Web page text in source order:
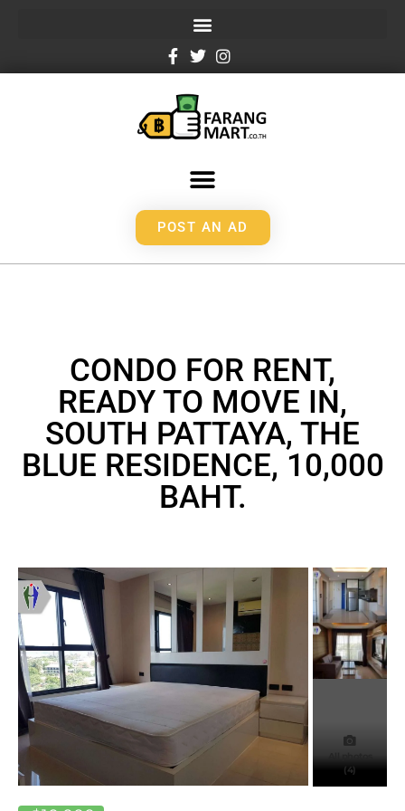
POST AN AD
CONDO FOR RENT,
READY TO MOVE IN,
SOUTH PATTAYA, THE
BLUE RESIDENCE, 10,000
BAHT.
(4)